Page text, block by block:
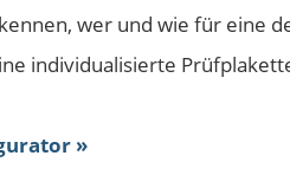
wer und wie für eine
individualisierte
»